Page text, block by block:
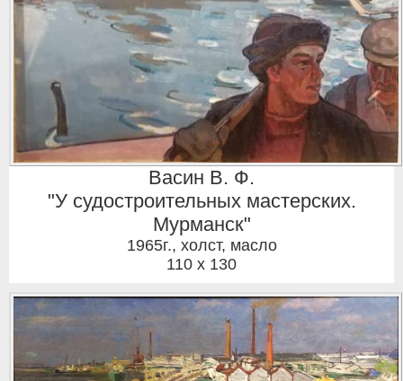
Васин В. Ф.
"У судостроительных мастерских.
Мурманск"
1965г., холст, масло
110 x 130